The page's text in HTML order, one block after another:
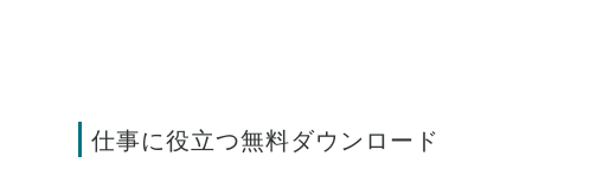
仕事に役立つ無料ダウンロード